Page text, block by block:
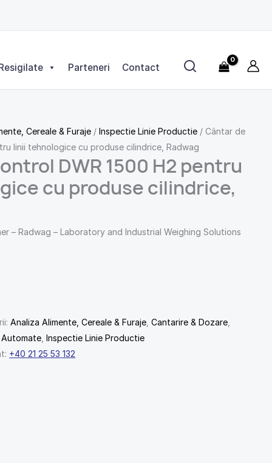
Parteneri Contact
Cereale & Furaje / Inspectie Linie Productie / Cântar de
linii tehnologice cu produse cilindrice, Radwag
DWR 1500 H2 pentru
cu produse cilindrice,
– Radwag – Laboratory and Industrial Weighing Solutions
Analiza Alimente, Cereale & Furaje ,Cantarire & Dozare
Automate ,Inspectie Linie Productie
+40 21 25 53 132